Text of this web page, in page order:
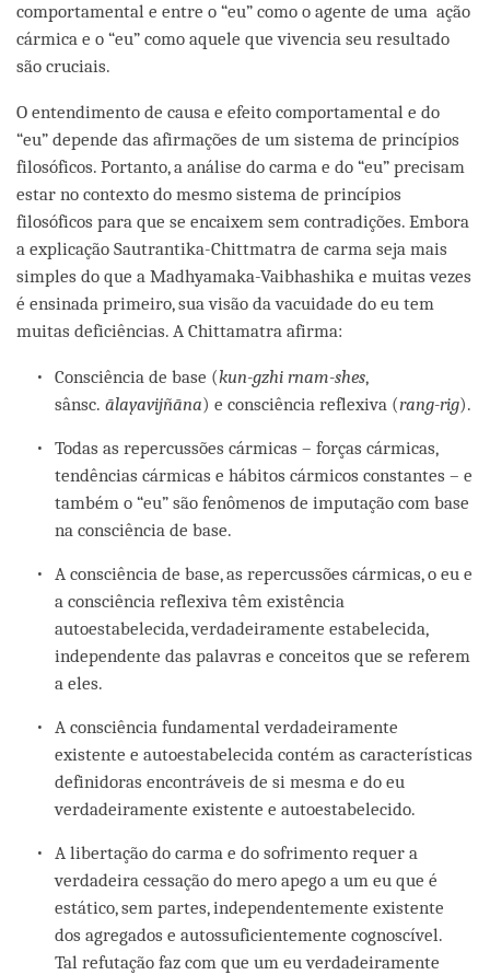
comportamental e entre o “eu” como o agente de uma ação
cármica e o “eu” como aquele que vivencia seu resultado
são cruciais.
O entendimento de causa e efeito comportamental e do
“eu” depende das afirmações de um sistema de princípios
filosóficos. Portanto, a análise do carma e do “eu” precisam
estar no contexto do mesmo sistema de princípios
filosóficos para que se encaixem sem contradições. Embora
a explicação Sautrantika-Chittmatra de carma seja mais
simples do que a Madhyamaka-Vaibhashika e muitas vezes
é ensinada primeiro, sua visão da vacuidade do eu tem
muitas deficiências. A Chittamatra afirma:
Consciência de base (kun-gzhi rnam-shes,
sânsc.ālayavijñāna) e consciência reflexiva (rang-rig).
Todas as repercussões cármicas – forças cármicas,
tendências cármicas e hábitos cármicos constantes – e
também o “eu” são fenômenos de imputação com base
na consciência de base.
A consciência de base, as repercussões cármicas, o eu e
a consciência reflexiva têm existência
autoestabelecida, verdadeiramente estabelecida,
independente das palavras e conceitos que se referem
a eles.
A consciência fundamental verdadeiramente
existente e autoestabelecida contém as características
definidoras encontráveis de si mesma e do eu
verdadeiramente existente e autoestabelecido.
A libertação do carma e do sofrimento requer a
verdadeira cessação do mero apego a um eu que é
estático, sem partes, independentemente existente
dos agregados e autossuficientemente cognoscível.
Tal refutação faz com que um eu verdadeiramente